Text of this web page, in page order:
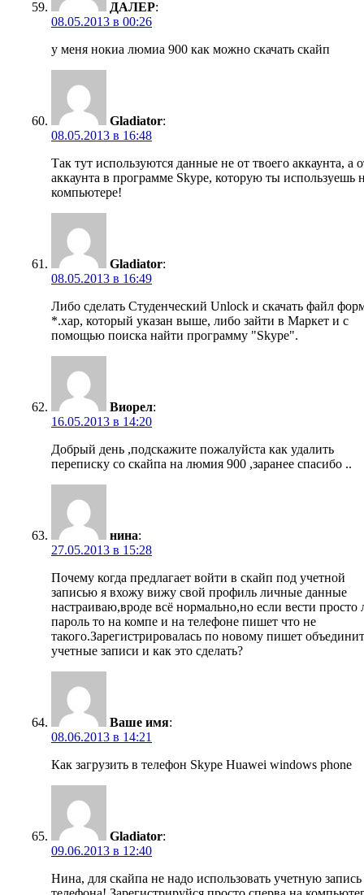
ДАЛЕР:
08.05.2013 в 00:26
у меня нокиа люмиа 900 как можно скачать скайп
Gladiator:
08.05.2013 в 16:48
Так тут используются данные не от твоего аккаунта, а
аккаунта в программе Skype, которую ты используешь
компьютере!
Gladiator:
08.05.2013 в 16:49
Либо сделать Студенческий Unlock и скачать файл
*.xap, который указан выше, либо зайти в Маркет и с
помощью поиска найти программу "Skype".
Виорел:
16.05.2013 в 14:20
Добрый день ,подскажите пожалуйста как удалить
переписку со скайпа на люмия 900 ,заранее спасибо ..
нина:
27.05.2013 в 15:28
Почему когда предлагает войти в скайп под учетной
записью я вхожу вижу свой профиль личные данные
настраиваю,вроде всё нормально,но если вести просто
пароль то на компе и на телефоне пишет что не
такого.Зарегистрировалась по новому пишет
учетные записи и как это сделать?
Ваше имя:
08.06.2013 в 14:21
Как загрузить в телефон Skype Huawei windows phone
Gladiator:
09.06.2013 в 12:40
Нина, для скайпа не надо использовать учетную запись